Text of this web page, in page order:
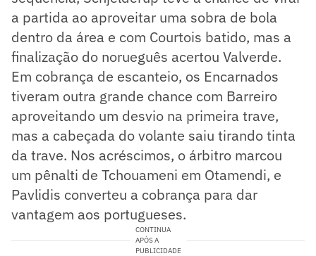
a partida ao aproveitar uma sobra de bola
dentro da área e com Courtois batido, mas a
finalização do norueguês acertou Valverde.
Em cobrança de escanteio, os Encarnados
tiveram outra grande chance com Barreiro
aproveitando um desvio na primeira trave,
mas a cabeçada do volante saiu tirando tinta
da trave. Nos acréscimos, o árbitro marcou
um pênalti de Tchouameni em Otamendi, e
Pavlidis converteu a cobrança para dar
vantagem aos portugueses.
CONTINUA
APÓS A
PUBLICIDADE